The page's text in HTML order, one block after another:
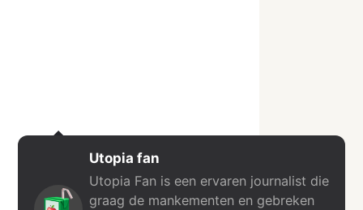
Utopia fan
Utopia Fan is een ervaren journalist die
graag de mankementen en gebreken